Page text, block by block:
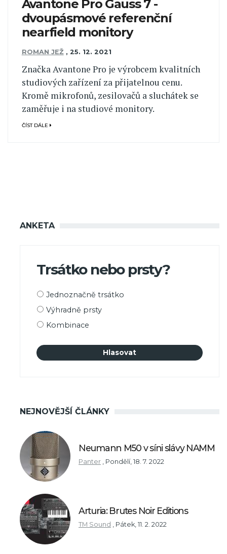
Avantone Pro Gauss 7 -
dvoupásmové referenční
nearfield monitory
ROMAN JEŽ , 25. 12. 2021
Značka Avantone Pro je výrobcem kvalitních
studiových zařízení za přijatelnou cenu.
Kromě mikrofonů, zesilovačů a sluchátek se
zaměřuje i na studiové monitory.
ČÍST DÁLE
ANKETA
Trsátko nebo prsty?
Možnosti
Jednoznačně trsátko
Výhradně prsty
Kombinace
NEJNOVĚJŠÍ ČLÁNKY
Neumann M50 v síni slávy NAMM
Panter , Pondělí, 18. 7. 2022
Arturia: Brutes Noir Editions
TM Sound , Pátek, 11. 2. 2022